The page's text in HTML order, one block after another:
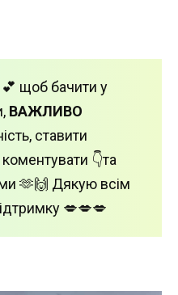
💕 щоб бачити у
ВАЖЛИВО
ставити
👇та
🫶🙌 Дякую всім
💋💋💋